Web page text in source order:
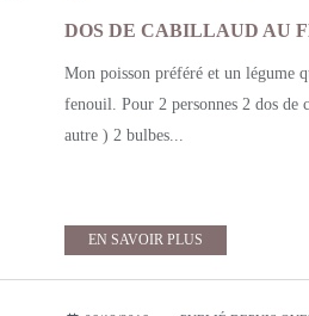
Mon poisson préféré et un légume
fenouil. Pour 2 personnes 2 dos de
autre ) 2 bulbes...
EN SAVOIR PLUS